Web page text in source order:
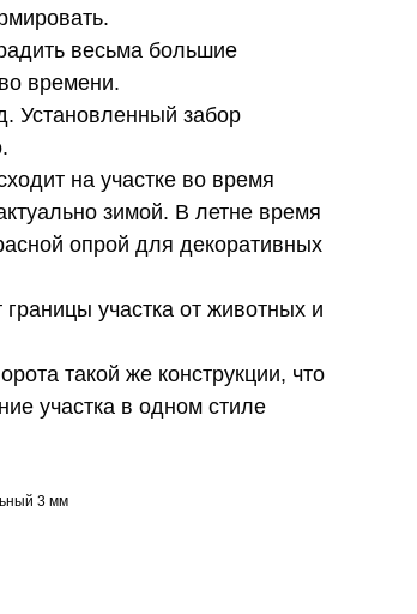
весьма большие
времени.
Установленный забор
на участке во время
зимой. В летне время
опрой для декоративных
участка от животных и
такой же конструкции, что
участка в одном стиле
3 мм